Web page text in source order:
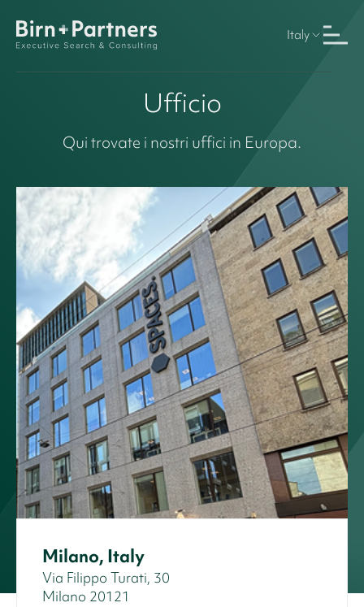
Italy
Ufficio
Qui trovate i nostri uffici in Europa.
Milano, Italy
Via Filippo Turati, 30
Milano 20121